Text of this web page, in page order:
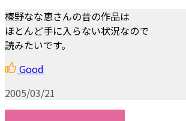
榛野なな恵さんの昔の作品は
ほとんど手に入らない状況なので
読みたいです。
Good
2005/03/21